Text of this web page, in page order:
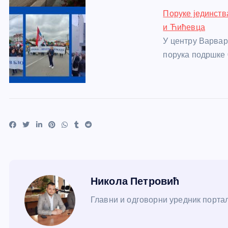
Поруке
и Ћићевца
У центру
порука
Никола Петровић
Главни и одговорни уредник